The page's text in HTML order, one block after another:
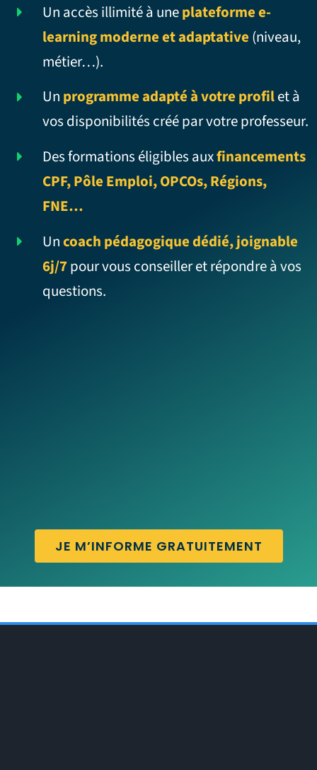
Un accès illimité à uneplateforme e-
learning moderne et adaptative (niveau,
métier…).
Un programme adapté à votre profilet à
vos disponibilités créé par votre professeur.
Des formations éligibles auxfinancements
CPF, Pôle Emploi, OPCOs, Régions,
FNE…
Uncoach pédagogique dédié, joignable
6j/7pour vous conseiller et répondre à vos
questions.
JE M’INFORME GRATUITEMENT